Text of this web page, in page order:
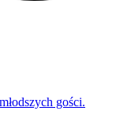
gości.